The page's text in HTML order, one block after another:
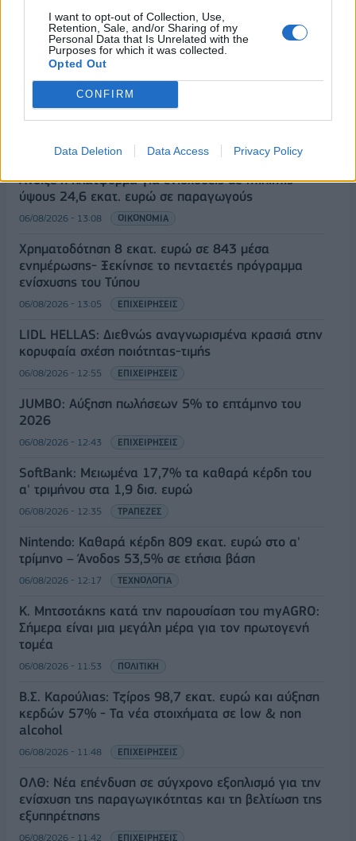
I want to opt-out of Collection, Use,
Retention, Sale, and/or Sharing of my
Personal Data that Is Unrelated with the
Purposes for which it was collected.
Opted Out
CONFIRM
Data Deletion Data Access Privacy Policy
ΡΟΗ ΕΙΔΗΣΕΩΝ
Άνοιξε η πλατφόρμα για ενισχύσεις de minimis
ύψους 24,6 εκατ. ευρώ σε παραγωγούς
06/08/2026 - 13:08 ΟΙΚΟΝΟΜΙΑ
Χρηματοδότηση 8 εκατ. ευρώ σε 843 μέσα
ενημέρωσης- Ξεκίνησε το πενταετές πρόγραμμα
ενίσχυσης του Τύπου
06/08/2026 - 13:05 ΕΠΙΧΕΙΡΗΣΕΙΣ
LIDL HELLAS: Διεθνώς αναγνωρισμένα κρασιά στην
κορυφαία σχέση ποιότητας-τιμής
06/08/2026 - 12:55 ΕΠΙΧΕΙΡΗΣΕΙΣ
JUMBO: Αύξηση πωλήσεων 5% το επτάμηνο του
2026
06/08/2026 - 12:43 ΕΠΙΧΕΙΡΗΣΕΙΣ
SoftBank: Μειωμένα 17,7% τα καθαρά κέρδη του
α' τριμήνου στα 1,9 δισ. ευρώ
06/08/2026 - 12:35 ΤΡΑΠΕΖΕΣ
Nintendo: Καθαρά κέρδη 809 εκατ. ευρώ στο α'
τρίμηνο – Άνοδος 53,5% σε ετήσια βάση
06/08/2026 - 12:17 ΤΕΧΝΟΛΟΓΙΑ
Κ. Μητσοτάκης κατά την παρουσίαση του myAGRO:
Σήμερα είναι μια μεγάλη μέρα για τον πρωτογενή
τομέα
06/08/2026 - 11:53 ΠΟΛΙΤΙΚΗ
Β.Σ. Καρούλιας: Τζίρος 98,7 εκατ. ευρώ και αύξηση
κερδών 57% - Τα νέα στοιχήματα σε low & non
alcohol
06/08/2026 - 11:48 ΕΠΙΧΕΙΡΗΣΕΙΣ
ΟΛΘ: Νέα επένδυση σε σύγχρονο εξοπλισμό για την
ενίσχυση της παραγωγικότητας και τη βελτίωση της
εξυπηρέτησης
06/08/2026 - 11:42 ΕΠΙΧΕΙΡΗΣΕΙΣ